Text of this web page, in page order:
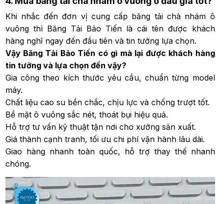
Khi nhắc đến đơn vị cung cấp băng tải chà nhám ô
vuông thì Băng Tải Bảo Tiến là cái tên được khách
hàng nghĩ ngay đến đầu tiên và tin tưởng lựa chọn.
Vậy Băng Tải Bảo Tiến có gì mà lại được khách hàng
tin tưởng và lựa chọn đến vậy?
Gia công theo kích thước yêu cầu, chuẩn từng model
máy.
Chất liệu cao su bền chắc, chịu lực và chống trượt tốt.
Bề mặt ô vuông sắc nét, thoát bụi hiệu quả.
Hỗ trợ tư vấn kỹ thuật tận nơi cho xưởng sản xuất.
Giá thành cạnh tranh, tối ưu chi phí vận hành lâu dài.
Giao hàng nhanh toàn quốc, hỗ trợ thay thế nhanh
chóng.